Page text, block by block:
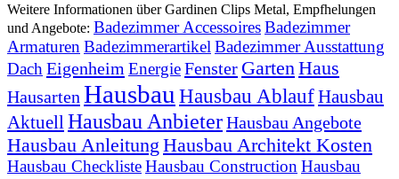
Weitere Informationen über Gardinen Clips Metal, Empfhelungen
und Angebote: Badezimmer AccessoiresBadezimmer
Armaturen Badezimmerartikel Badezimmer Ausstattung
Dach Eigenheim EnergieFenster Garten Haus
Hausarten Hausbau Hausbau AblaufHausbau
AktuellHausbau AnbieterHausbau Angebote
Hausbau Anleitung Hausbau Architekt Kosten
Hausbau ChecklisteHausbau Construction Hausbau